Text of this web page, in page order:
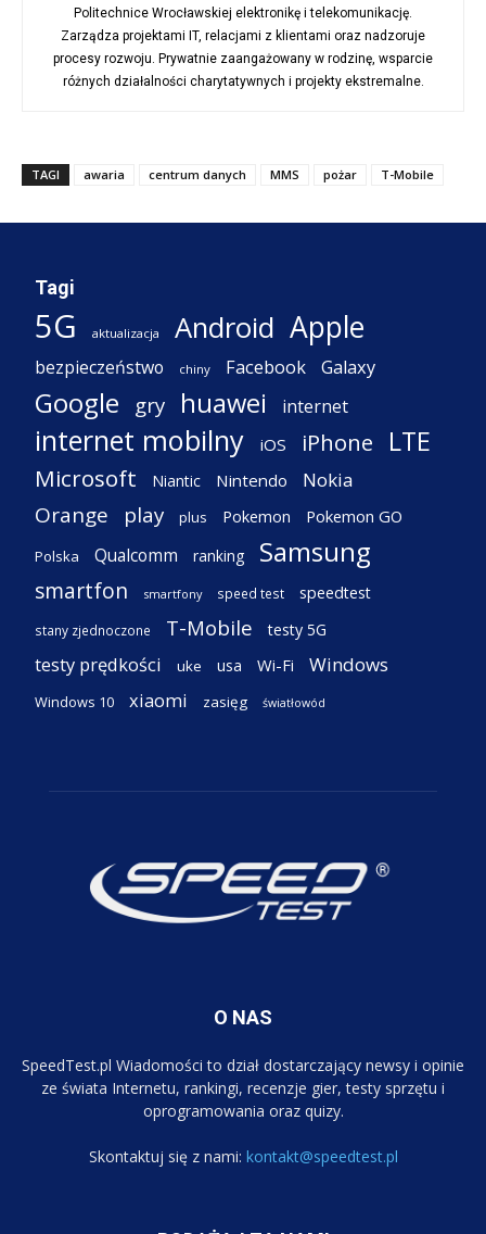
Politechnice Wrocławskiej elektronikę i telekomunikację.
Zarządza projektami IT, relacjami z klientami oraz nadzoruje
procesy rozwoju. Prywatnie zaangażowany w rodzinę, wsparcie
różnych działalności charytatywnych i projekty ekstremalne.
TAGI awaria centrum danych MMS pożar T-Mobile
Tagi
5G aktualizacja Android Apple
bezpieczeństwo chiny Facebook Galaxy
Google gry huawei internet
internet mobilny iOS iPhone LTE
Microsoft Niantic Nintendo Nokia
Orange play plus Pokemon Pokemon GO
Polska Qualcomm ranking Samsung
smartfon smartfony speed test speedtest
stany zjednoczone T-Mobile testy 5G
testy prędkości uke usa Wi-Fi Windows
Windows 10 xiaomi zasięg światłowód
O NAS
SpeedTest.pl Wiadomości to dział dostarczający newsy i opinie
ze świata Internetu, rankingi, recenzje gier, testy sprzętu i
oprogramowania oraz quizy.
Skontaktuj się z nami: kontakt@speedtest.pl